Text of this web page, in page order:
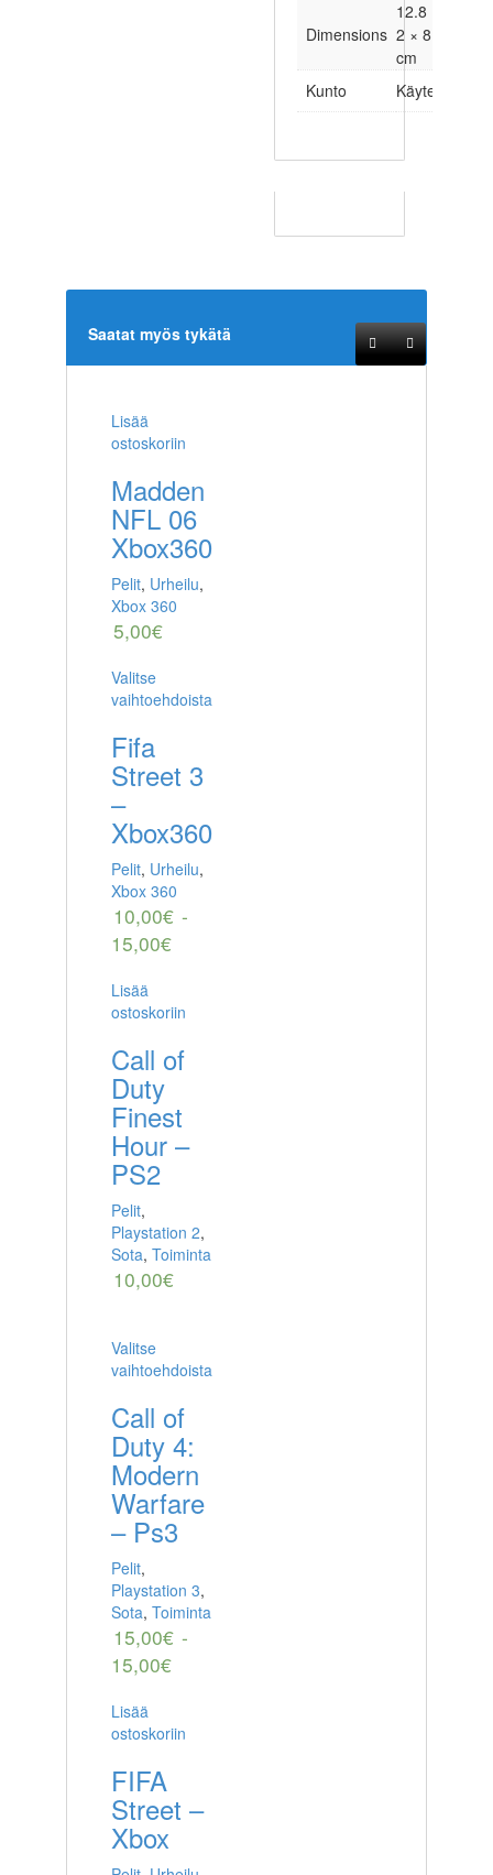
Dimensions
12.8 ×
2 × 8.5
cm
Kunto
Käytetty
Saatat myös tykätä
Lisää
ostoskoriin
Madden
NFL 06
Xbox360
Pelit, Urheilu,
Xbox 360
5,00€
Valitse
vaihtoehdoista
Fifa
Street 3
–
Xbox360
Pelit, Urheilu,
Xbox 360
10,00€ -
15,00€
Lisää
ostoskoriin
Call of
Duty
Finest
Hour –
PS2
Pelit,
Playstation 2,
Sota, Toiminta
10,00€
Valitse
vaihtoehdoista
Call of
Duty 4:
Modern
Warfare
– Ps3
Pelit,
Playstation 3,
Sota, Toiminta
15,00€ -
15,00€
Lisää
ostoskoriin
FIFA
Street –
Xbox